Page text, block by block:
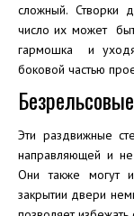
сложный. Створки
число их может
гармошка и
боковой частью
Эти раздвижные
направляющей и
Они также могут
закрытии двери